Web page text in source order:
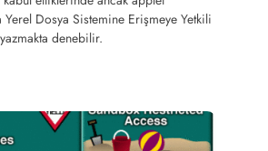
Yerel Dosya Sistemine Erişmeye Yetkili
denebilir.